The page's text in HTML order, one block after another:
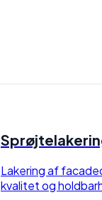
Lakering af
kvalitet og